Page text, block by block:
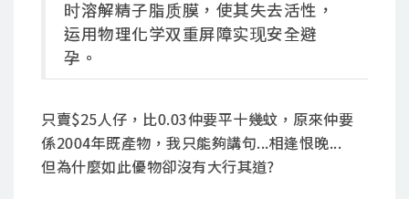
时溶解精子脂质膜，使其失去活性，
运用物理化学双重屏障实现安全避
孕。
只賣$25人仔，比0.03仲要平十幾蚊，原來仲要
係2004年既產物，我只能夠講句...相逢恨晚...
但為什麼如此優物卻沒有大行其道?